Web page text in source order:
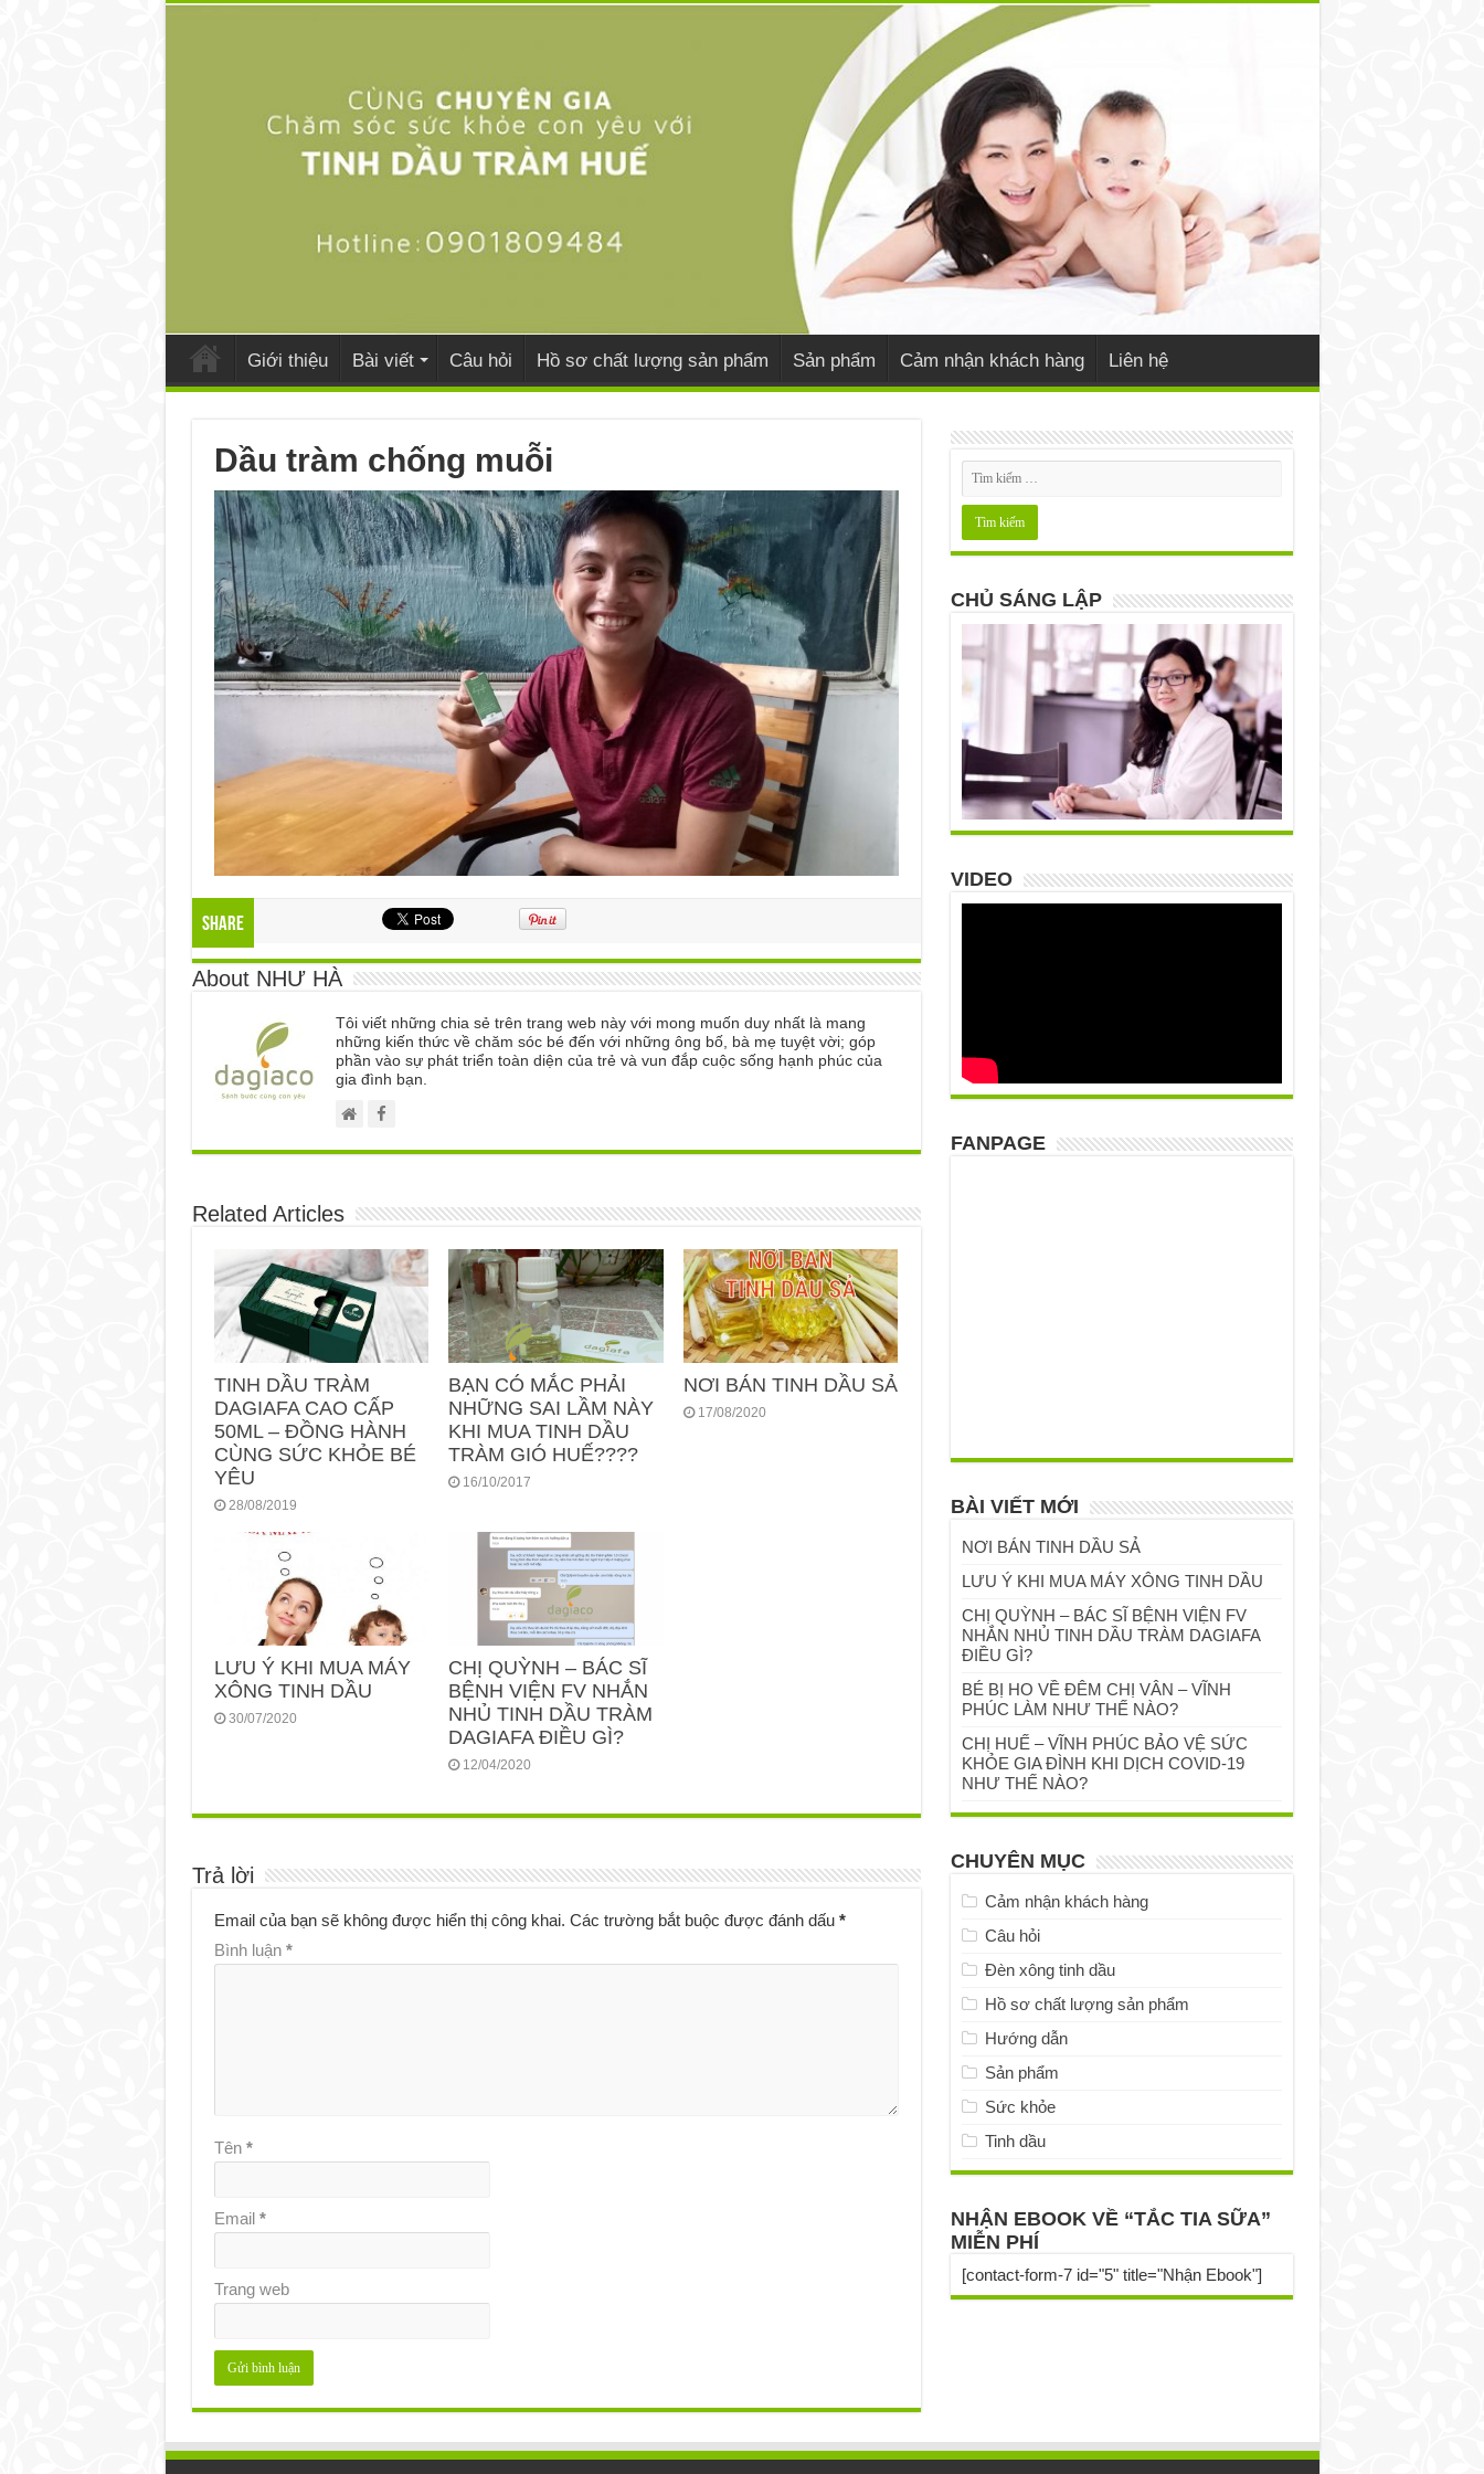
Giới thiệu Bài viết Câu hỏi Hồ sơ chất lượng sản phẩm Sản phẩm Cảm nhận khách hàng Liên hệ
Dầu tràm chống muỗi
Share
About NHƯ HÀ
Tôi viết những chia sẻ trên trang web này với mong muốn duy nhất là mang
những kiến thức về chăm sóc bé đến với những ông bố, bà mẹ tuyệt vời; góp
phần vào sự phát triển toàn diện của trẻ và vun đắp cuộc sống hạnh phúc của
gia đình bạn.
Related Articles
TINH DẦU TRÀM
DAGIAFA CAO CẤP
50ML – ĐỒNG HÀNH
CÙNG SỨC KHỎE BÉ
YÊU
28/08/2019
BẠN CÓ MẮC PHẢI
NHỮNG SAI LẦM NÀY
KHI MUA TINH DẦU
TRÀM GIÓ HUẾ????
16/10/2017
NƠI BÁN TINH DẦU SẢ
17/08/2020
LƯU Ý KHI MUA MÁY
XÔNG TINH DẦU
30/07/2020
CHỊ QUỲNH – BÁC SĨ
BỆNH VIỆN FV NHẮN
NHỦ TINH DẦU TRÀM
DAGIAFA ĐIỀU GÌ?
12/04/2020
Trả lời
Email của bạn sẽ không được hiển thị công khai. Các trường bắt buộc được đánh dấu *
Bình luận *
Tên *
Email *
Trang web
CHỦ SÁNG LẬP
VIDEO
FANPAGE
BÀI VIẾT MỚI
NƠI BÁN TINH DẦU SẢ
LƯU Ý KHI MUA MÁY XÔNG TINH DẦU
CHỊ QUỲNH – BÁC SĨ BỆNH VIỆN FV
NHẮN NHỦ TINH DẦU TRÀM DAGIAFA
ĐIỀU GÌ?
BÉ BỊ HO VỀ ĐÊM CHỊ VÂN – VĨNH
PHÚC LÀM NHƯ THẾ NÀO?
CHỊ HUẾ – VĨNH PHÚC BẢO VỆ SỨC
KHỎE GIA ĐÌNH KHI DỊCH COVID-19
NHƯ THẾ NÀO?
CHUYÊN MỤC
Cảm nhận khách hàng
Câu hỏi
Đèn xông tinh dầu
Hồ sơ chất lượng sản phẩm
Hướng dẫn
Sản phẩm
Sức khỏe
Tinh dầu
NHẬN EBOOK VỀ “TẮC TIA SỮA”
MIỄN PHÍ
[contact-form-7 id="5" title="Nhận Ebook"]